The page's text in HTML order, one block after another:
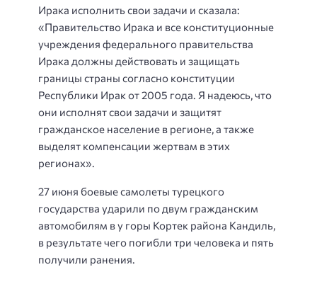
Ирака исполнить свои задачи и сказала:
«Правительство Ирака и все конституционные
учреждения федерального правительства
Ирака должны действовать и защищать
границы страны согласно конституции
Республики Ирак от 2005 года. Я надеюсь, что
они исполнят свои задачи и защитят
гражданское население в регионе, а также
выделят компенсации жертвам в этих
регионах».
27 июня боевые самолеты турецкого
государства ударили по двум гражданским
автомобилям в у горы Кортек района Кандиль,
в результате чего погибли три человека и пять
получили ранения.